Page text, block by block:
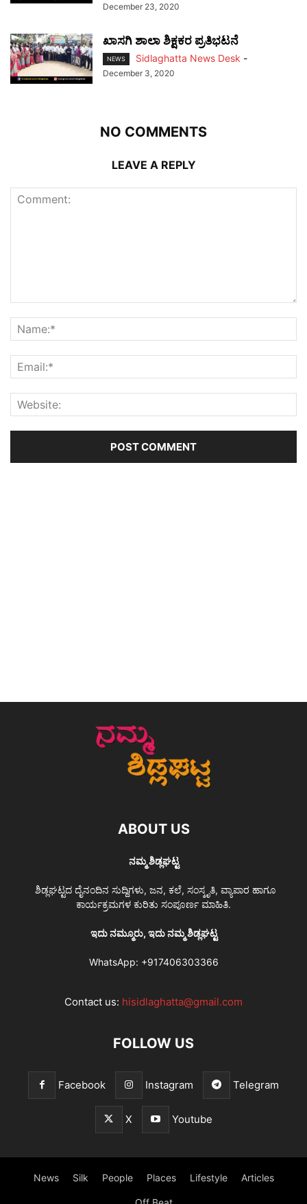
December 23, 2020
ಖಾಸಗಿ ಶಾಲಾ ಶಿಕ್ಷಕರ ಪ್ರತಿಭಟನೆ
NEWS Sidlaghatta News Desk -
December 3, 2020
NO COMMENTS
LEAVE A REPLY
ABOUT US
ನಮ್ಮ ಶಿಡ್ಲಘಟ್ಟ
ಶಿಡ್ಲಘಟ್ಟದ ದೈನಂದಿನ ಸುದ್ದಿಗಳು, ಜನ, ಕಲೆ, ಸಂಸ್ಕೃತಿ, ವ್ಯಾಪಾರ ಹಾಗೂ
ಕಾರ್ಯಕ್ರಮಗಳ ಕುರಿತು ಸಂಪೂರ್ಣ ಮಾಹಿತಿ.
ಇದು ನಮ್ಮೂರು, ಇದು ನಮ್ಮ ಶಿಡ್ಲಘಟ್ಟ
WhatsApp: +917406303366
Contact us: hisidlaghatta@gmail.com
FOLLOW US
Facebook Instagram Telegram
X Youtube
News Silk People Places Lifestyle Articles